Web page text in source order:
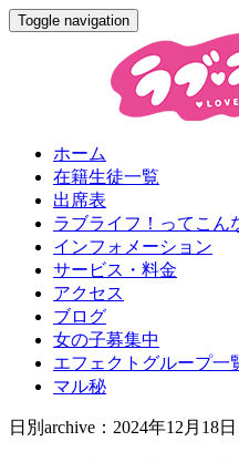
Toggle navigation
ホーム
在籍生徒一覧
出席表
ラブライフ！ってこん
インフォメーション
サービス・料金
アクセス
ブログ
女の子募集中
エフェクトグループ一
マル秘
日別archive：2024年12月18日